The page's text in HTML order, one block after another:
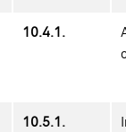
10.4.1.
10.5.1.